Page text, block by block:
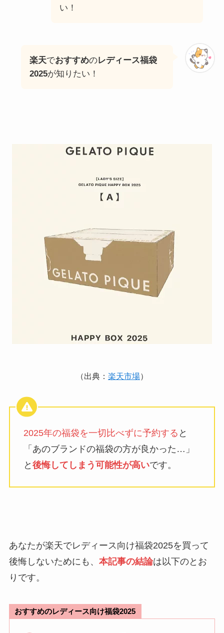
い！
楽天でおすすめのレディース福袋
2025が知りたい！
（出典： 楽天市場）
2025年の福袋を一切比べずに予約する と
「あのブランドの福袋の方が良かった…」
と 後悔してしまう可能性が高いです。
あなたが楽天でレディース向け福袋2025を買って
後悔しないためにも、 本記事の結論は以下のとお
りです。
おすすめのレディース向け福袋2025